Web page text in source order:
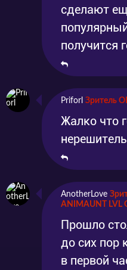
сделают
получится
Priforl Зритель
Жалко что
AnotherLove
ANIMAUNT LVL
Прошло
до сих пор
в первой